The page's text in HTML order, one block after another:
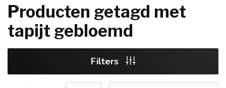
Producten getagd met
tapijt gebloemd
Filters